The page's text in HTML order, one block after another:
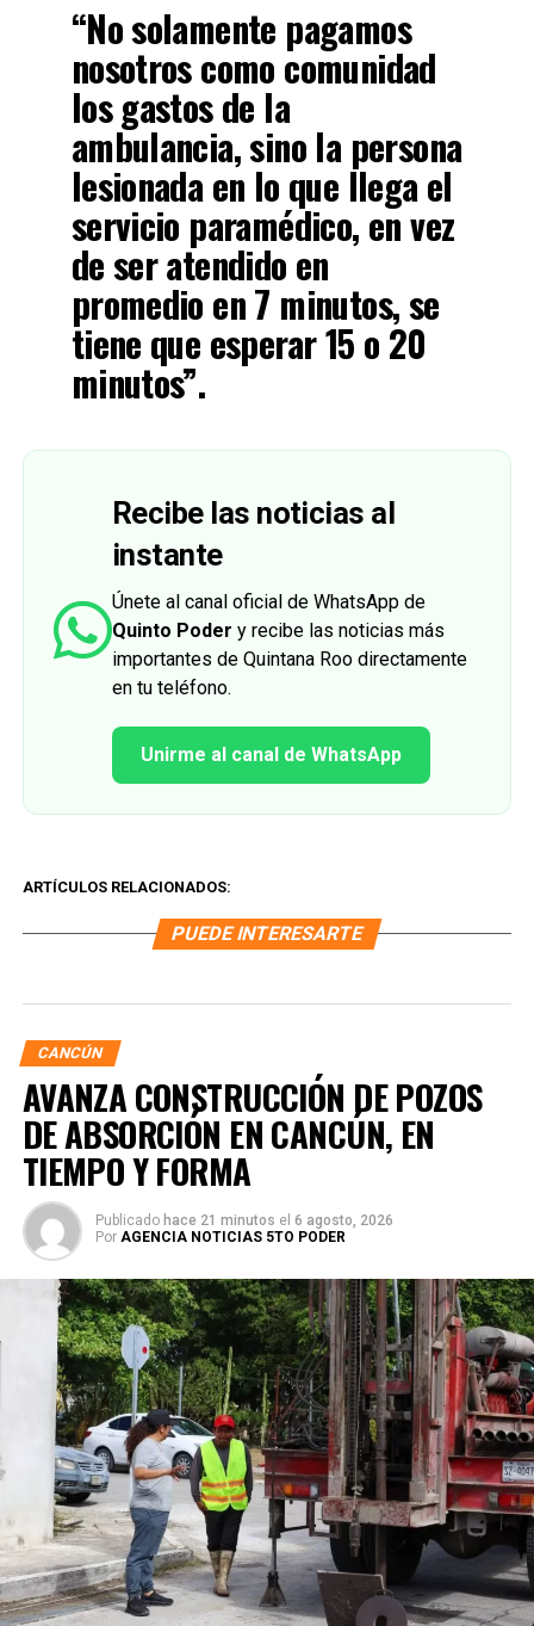
“No solamente pagamos
nosotros como comunidad
los gastos de la
ambulancia, sino la persona
lesionada en lo que llega el
servicio paramédico, en vez
de ser atendido en
promedio en 7 minutos, se
tiene que esperar 15 o 20
minutos”.
Recibe las noticias al
instante
Únete al canal oficial de WhatsApp de
Quinto Poder y recibe las noticias más
importantes de Quintana Roo directamente
en tu teléfono.
Unirme al canal de WhatsApp
ARTÍCULOS RELACIONADOS:
PUEDE INTERESARTE
CANCÚN
AVANZA CONSTRUCCIÓN DE POZOS
DE ABSORCIÓN EN CANCÚN, EN
TIEMPO Y FORMA
Publicado hace 21 minutos el 6 agosto, 2026
Por AGENCIA NOTICIAS 5TO PODER